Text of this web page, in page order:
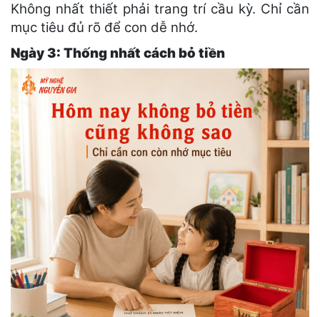
Không nhất thiết phải trang trí cầu kỳ. Chỉ cần
mục tiêu đủ rõ để con dễ nhớ.
Ngày 3: Thống nhất cách bỏ tiền